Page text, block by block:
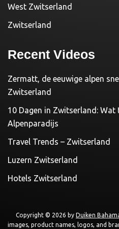
West Zwitserland
Zwitserland
Recent Videos
Zermatt, de eeuwige alpen
Zwitserland
10 Dagen in Zwitserland:
Alpenparadijs
Travel Trends – Zwitserland
Luzern Zwitserland
Hotels Zwitserland
Copyright © 2026 by Duiken
images, product names, logos, and